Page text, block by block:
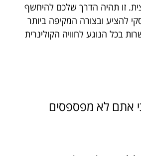
זו תהיה הדרך שלכם להיחשף
להציע ובצורה המקיפה ביותר
בכל הנוגע לחוויה הקולינרית
אתם לא מפספסים